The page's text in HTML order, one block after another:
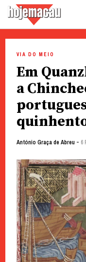
content
VIA DO MEIO
Em
a
António Graça de Abreu - 6